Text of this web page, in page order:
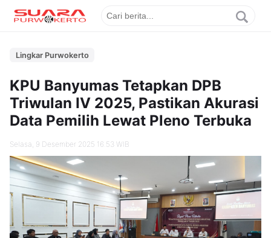
Lingkar Purwokerto
KPU Banyumas Tetapkan DPB
Triwulan IV 2025, Pastikan Akurasi
Data Pemilih Lewat Pleno Terbuka
Selasa, 9 Desember 2025 16.53 WIB